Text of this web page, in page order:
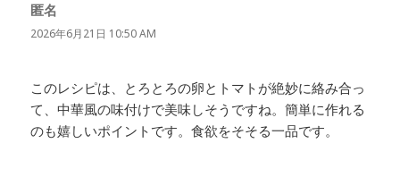
匿名
り:
2026年6月21日 10:50 AM
このレシピは、とろとろの卵とトマトが絶妙に絡み合っ
て、中華風の味付けで美味しそうですね。簡単に作れる
のも嬉しいポイントです。食欲をそそる一品です。